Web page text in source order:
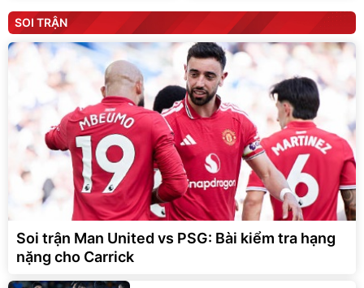
SOI TRẬN
Soi trận Man United vs PSG: Bài kiểm tra hạng
nặng cho Carrick